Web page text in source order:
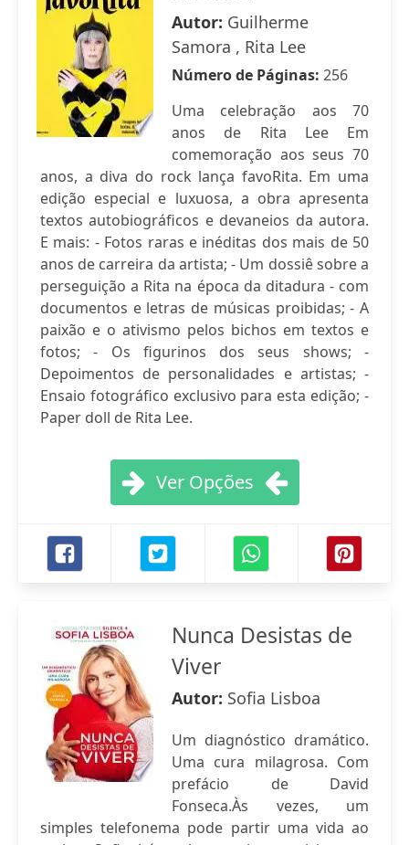
Autor: Guilherme
Samora , Rita Lee
Número de Páginas: 256
Uma celebração aos 70
anos de Rita Lee Em
comemoração aos seus 70
anos, a diva do rock lança favoRita. Em uma
edição especial e luxuosa, a obra apresenta
textos autobiográficos e devaneios da autora.
E mais: - Fotos raras e inéditas dos mais de 50
anos de carreira da artista; - Um dossiê sobre a
perseguição a Rita na época da ditadura - com
documentos e letras de músicas proibidas; - A
paixão e o ativismo pelos bichos em textos e
fotos; - Os figurinos dos seus shows; -
Depoimentos de personalidades e artistas; -
Ensaio fotográfico exclusivo para esta edição; -
Paper doll de Rita Lee.
Ver Opções
Nunca Desistas de
Viver
Autor: Sofia Lisboa
Um diagnóstico dramático.
Uma cura milagrosa. Com
prefácio de David
Fonseca.Às vezes, um
simples telefonema pode partir uma vida ao